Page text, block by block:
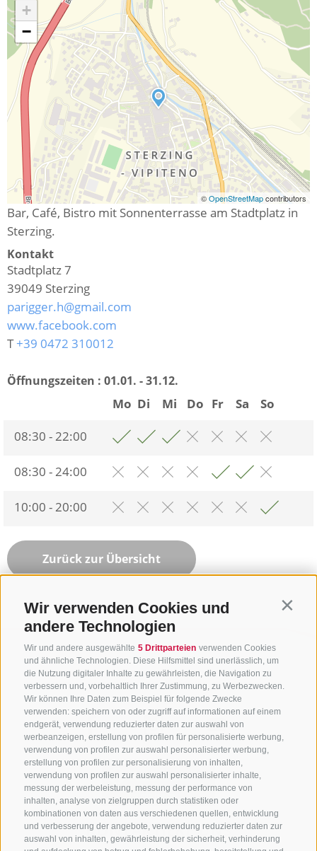
Wir verwenden Cookies und
andere Technologien
Wir und andere ausgewählte 5 Drittparteien verwenden Cookies
und ähnliche Technologien. Diese Hilfsmittel sind unerlässlich, um
die Nutzung digitaler Inhalte zu gewährleisten, die Navigation zu
verbessern und, vorbehaltlich Ihrer Zustimmung, zu Werbezwecken.
Wir können Ihre Daten zum Beispiel für folgende Zwecke
verwenden: speichern von oder zugriff auf informationen auf einem
endgerät, verwendung reduzierter daten zur auswahl von
werbeanzeigen, erstellung von profilen für personalisierte werbung,
verwendung von profilen zur auswahl personalisierter werbung,
erstellung von profilen zur personalisierung von inhalten,
verwendung von profilen zur auswahl personalisierter inhalte,
messung der werbeleistung, messung der performance von
inhalten, analyse von zielgruppen durch statistiken oder
kombinationen von daten aus verschiedenen quellen, entwicklung
und verbesserung der angebote, verwendung reduzierter daten zur
auswahl von inhalten, gewährleistung der sicherheit, verhinderung
+
−
©OpenStreetMapcontributors
Bar, Café, Bistro mit Sonnenterrasse am Stadtplatz in
Sterzing.
Kontakt
Stadtplatz 7
39049 Sterzing
parigger.h@gmail.com
www.facebook.com
T+39 0472 310012
Öffnungszeiten : 01.01. - 31.12.
Mo Di Mi Do Fr Sa
So
08:30 - 22:00
08:30 - 24:00
10:00 - 20:00
Zurück zur Übersicht
KONTAKTIERE UNS